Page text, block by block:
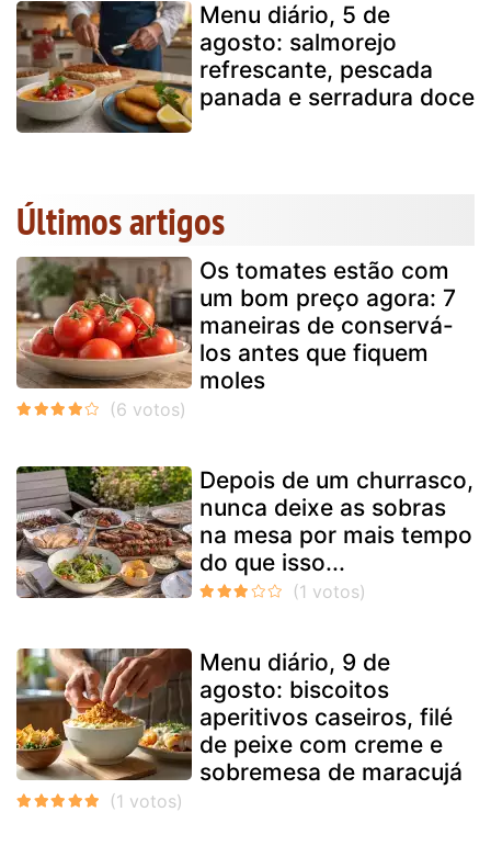
Menu diário, 5 de
agosto: salmorejo
refrescante, pescada
panada e serradura doce
Últimos artigos
Os tomates estão com
um bom preço agora: 7
maneiras de conservá-
los antes que fiquem
moles
Depois de um churrasco,
nunca deixe as sobras
na mesa por mais tempo
do que isso...
Menu diário, 9 de
agosto: biscoitos
aperitivos caseiros, filé
de peixe com creme e
sobremesa de maracujá